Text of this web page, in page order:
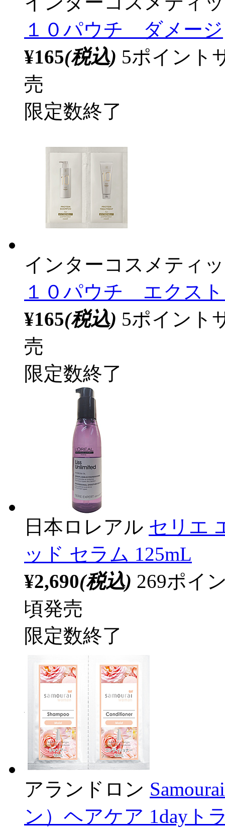
１０パウチ ダメージ
¥165(税込) 5ポイント
売
限定数終了
インターコスメティ
１０パウチ エクス
¥165(税込) 5ポイント
売
限定数終了
日本ロレアル セリエ
ッド セラム 125mL
¥2,690(税込) 269ポイ
頃発売
限定数終了
アランドロン
ン）ヘアケア 1dayト